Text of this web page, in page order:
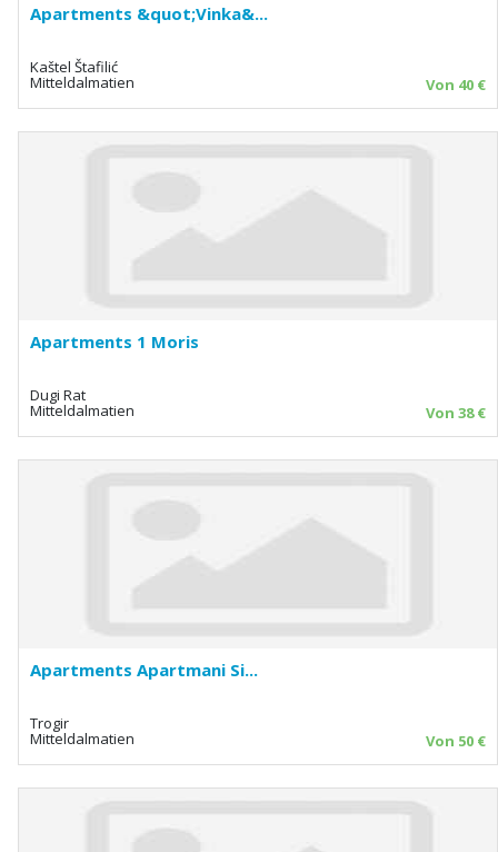
Apartments &quot;Vinka&...
Kaštel Štafilić
Mitteldalmatien Von 40 €
Apartments 1 Moris
Dugi Rat
Mitteldalmatien Von 38 €
Apartments Apartmani Si...
Trogir
Mitteldalmatien Von 50 €